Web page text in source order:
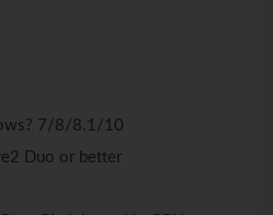
7/8/8.1/10
Duo or better